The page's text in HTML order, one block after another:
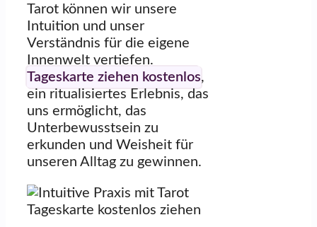
Tarot können wir unsere
Intuition und unser
Verständnis für die eigene
Innenwelt vertiefen.
Tageskarte ziehen kostenlos,
ein ritualisiertes Erlebnis, das
uns ermöglicht, das
Unterbewusstsein zu
erkunden und Weisheit für
unseren Alltag zu gewinnen.